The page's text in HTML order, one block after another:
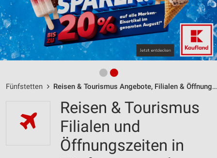
Fünfstetten Reisen & Tourismus Angebote, Filialen & Öffnungszeiten
Reisen & Tourismus
Filialen und
Öffnungszeiten in